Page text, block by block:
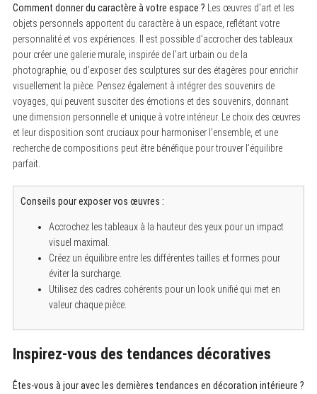
Comment donner du caractère à votre espace ? Les œuvres d’art et les
objets personnels apportent du caractère à un espace, reflétant votre
personnalité et vos expériences. Il est possible d’accrocher des tableaux
pour créer une galerie murale, inspirée de l’art urbain ou de la
photographie, ou d’exposer des sculptures sur des étagères pour enrichir
visuellement la pièce. Pensez également à intégrer des souvenirs de
voyages, qui peuvent susciter des émotions et des souvenirs, donnant
une dimension personnelle et unique à votre intérieur. Le choix des œuvres
et leur disposition sont cruciaux pour harmoniser l’ensemble, et une
recherche de compositions peut être bénéfique pour trouver l’équilibre
parfait.
Conseils pour exposer vos œuvres :
Accrochez les tableaux à la hauteur des yeux pour un impact
visuel maximal.
Créez un équilibre entre les différentes tailles et formes pour
éviter la surcharge.
Utilisez des cadres cohérents pour un look unifié qui met en
valeur chaque pièce.
Inspirez-vous des tendances décoratives
Êtes-vous à jour avec les dernières tendances en décoration intérieure ?